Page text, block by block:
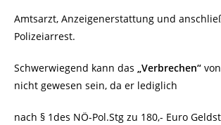
Amtsarzt, Anzeigenerstattung und
Polizeiarrest.
Schwerwiegend kann das „Verbrechen“
nicht gewesen sein, da er lediglich
nach § 1des NÖ-Pol.Stg zu 180,- Euro